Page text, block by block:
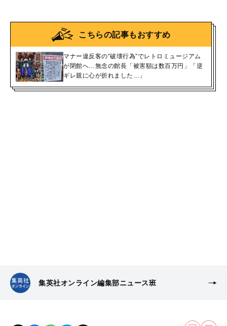
こちらの記事もおすすめ
マナー違反客の“破壊行為”でレトロミュージアム
が閉館へ…無念の館長「被害額は数百万円」「逆
ギレ親に心が折れました…」
集英社オンライン編集部ニュース班